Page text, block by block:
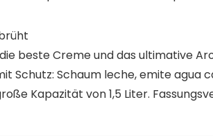
beste Creme und das ultimative
Schutz: Schaum leche, emite agua
Kapazität von 1,5 Liter.